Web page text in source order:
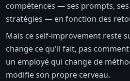
compétences — ses prompts,
stratégies — en fonction des
Mais ce self-improvement reste
change ce qu'il fait, pas
un employé qui change de
modifie son propre cerveau.